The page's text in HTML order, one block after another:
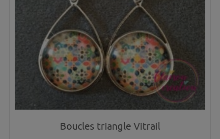
Boucles triangle Vitrail